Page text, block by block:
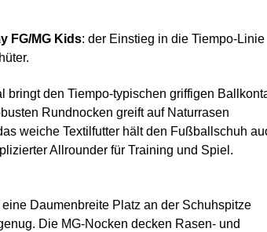
FG/MG Kids: der Einstieg in die Tiempo-Linie
bringt den Tiempo-typischen griffigen
Rundnocken greift auf Naturrasen
weiche Textilfutter hält den Fußballschuh
Allrounder für Training und Spiel.
Daumenbreite Platz an der Schuhspitze
Die MG-Nocken decken Rasen- und